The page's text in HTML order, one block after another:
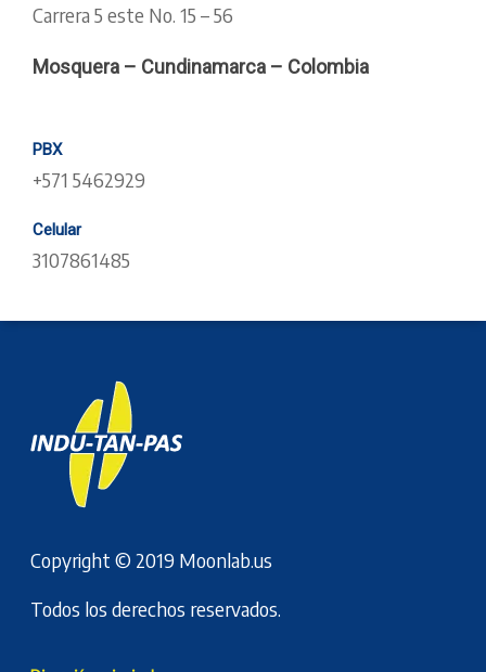
Carrera 5 este No. 15 – 56
Mosquera – Cundinamarca – Colombia
PBX
+571 5462929
Celular
3107861485
Copyright © 2019 Moonlab.us
Todos los derechos reservados.